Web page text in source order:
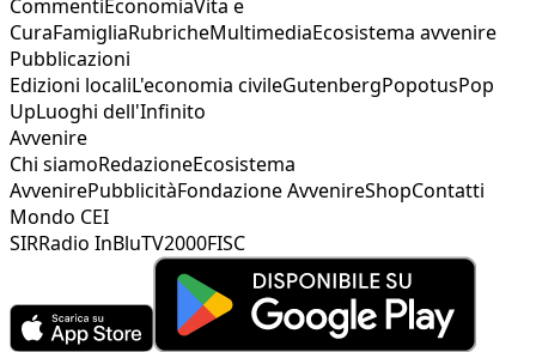
CommentiEconomiaVita e
CuraFamigliaRubricheMultimediaEcosistema avvenire
Pubblicazioni
Edizioni localiL'economia civileGutenbergPopotusPop
UpLuoghi dell'Infinito
Avvenire
Chi siamoRedazioneEcosistema
AvvenirePubblicitàFondazione AvvenireShopContatti
Mondo CEI
SIRRadio InBluTV2000FISC